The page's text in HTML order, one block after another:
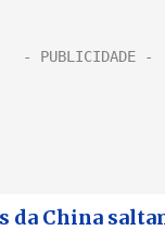
da China